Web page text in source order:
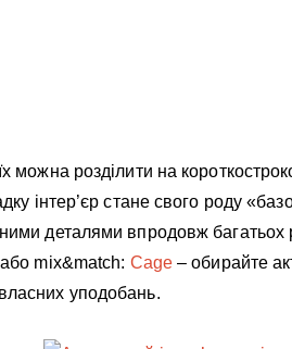
можна розділити на
інтер’єр стане свого роду
деталями впродовж багатьох
mix&match: Cage– обирайте
уподобань.